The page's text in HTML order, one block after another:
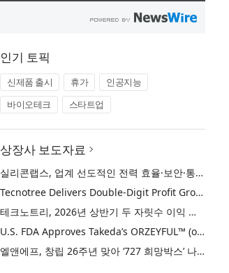
인기 토픽
신제품 출시 휴가
인공지능
바이오테크
스타트업
상장사 보도자료
실리콘랩스, 업계 선도적인 전력 효율·보안·통합성을 갖춘 초저전력 블루투스 LE SoC ‘BG2B’ 공개
Tecnotree Delivers Double-Digit Profit Growth and Accelerated Deployment Momentum in H1 2026
테크노트리, 2026년 상반기 두 자릿수 이익 성장 및 글로벌 구축 가속화
U.S. FDA Approves Takeda’s ORZEYFUL™ (oveporexton), the First and Only Medicine to Treat the Underlying Cause of Narcolepsy Type 1
엘앤에프, 창립 26주년 맞아 ‘727 희망박스’ 나눔 캠페인 진행… 임직원과 함께 대구 지역사회 상생 실천